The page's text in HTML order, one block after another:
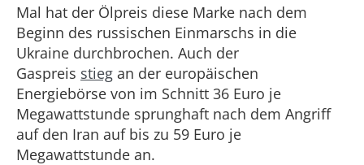
Mal hat der Ölpreis diese Marke nach dem
Beginn des russischen Einmarschs in die
Ukraine durchbrochen. Auch der
Gaspreis stieg an der europäischen
Energiebörse von im Schnitt 36 Euro je
Megawattstunde sprunghaft nach dem Angriff
auf den Iran auf bis zu 59 Euro je
Megawattstunde an.